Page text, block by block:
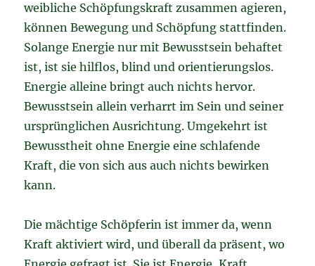
weibliche Schöpfungskraft zusammen agieren,
können Bewegung und Schöpfung stattfinden.
Solange Energie nur mit Bewusstsein behaftet
ist, ist sie hilflos, blind und orientierungslos.
Energie alleine bringt auch nichts hervor.
Bewusstsein allein verharrt im Sein und seiner
ursprünglichen Ausrichtung. Umgekehrt ist
Bewusstheit ohne Energie eine schlafende
Kraft, die von sich aus auch nichts bewirken
kann.
Die mächtige Schöpferin ist immer da, wenn
Kraft aktiviert wird, und überall da präsent, wo